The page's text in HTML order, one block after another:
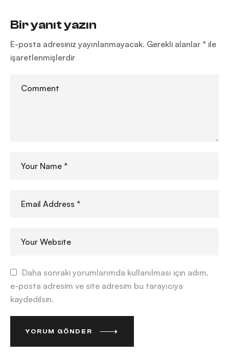
Bir yanıt yazın
E-posta adresiniz yayınlanmayacak. Gerekli alanlar * ile
işaretlenmişlerdir
Daha sonraki yorumlarımda kullanılması için adım,
e-posta adresim ve site adresim bu tarayıcıya
kaydedilsin.
YORUM GÖNDER